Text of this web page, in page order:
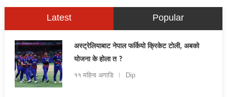
Latest Popular
अस्ट्रेलियाबाट नेपाल फर्कियो क्रिकेट टोली, अबको
योजना के होला त ?
११ महिना अगाडि Dip